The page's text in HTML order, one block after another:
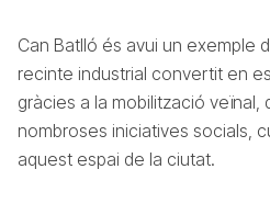
Can Batlló és avui un exemple
recinte industrial convertit en
gràcies a la mobilització veïnal,
nombroses iniciatives socials,
aquest espai de la ciutat.